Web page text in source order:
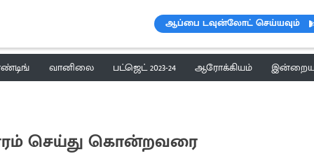
ஆப்பை டவுன்லோட் செய்யவும்
வானிலை பட்ஜெட் 2023-24 ஆரோக்கியம் இன்றைய
செய்து கொன்றவரை